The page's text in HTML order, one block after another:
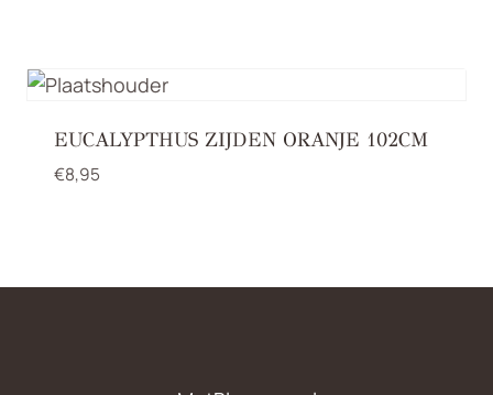
EUCALYPTHUS ZIJDEN ORANJE 102CM
€8,95